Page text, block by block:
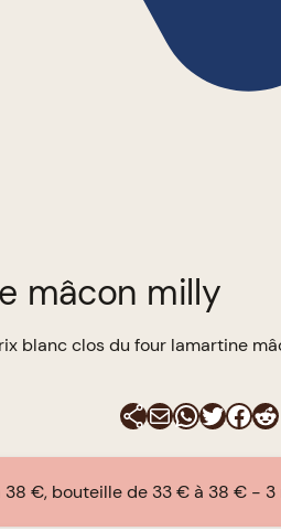
mâcon milly
blanc clos du four lamartine
E-mailTwitter
€, bouteille de 33 € à 38 € 3